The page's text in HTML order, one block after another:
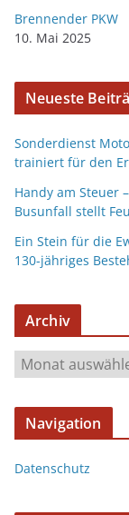
Brennender PKW
10. Mai 2025
Neueste
Sonderdienst
trainiert für den
Handy am Steuer
Busunfall stellt
Ein Stein für die
130-jähriges
Archiv
Navigation
Datenschutz